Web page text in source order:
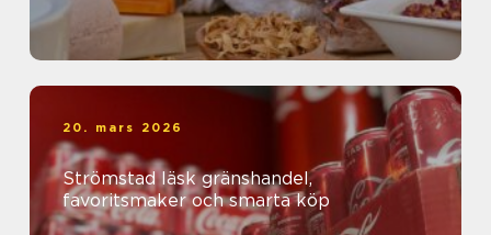
20. mars 2026
Strömstad läsk gränshandel,
favoritsmaker och smarta köp